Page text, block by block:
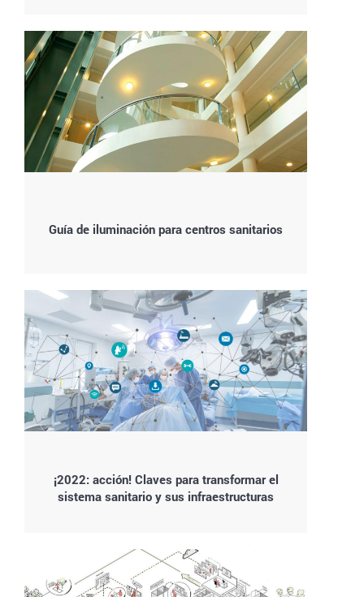
Guía de iluminación para centros sanitarios
¡2022: acción! Claves para transformar el
sistema sanitario y sus infraestructuras